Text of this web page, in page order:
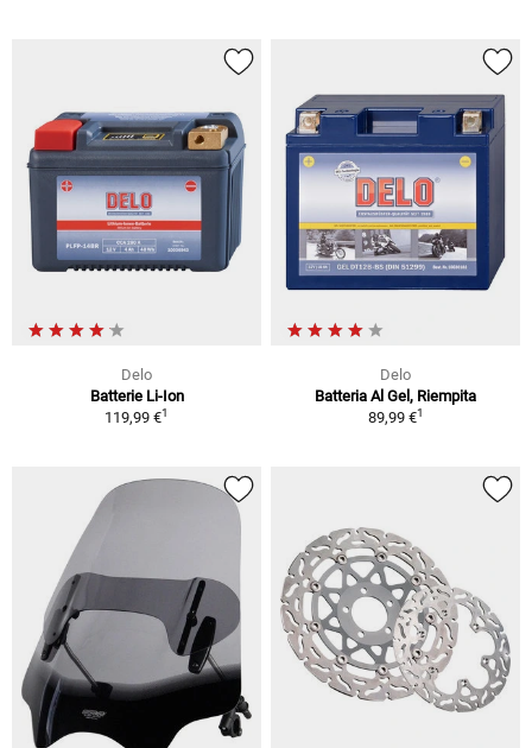
Delo
Batterie Li-Ion
119,99 €1
Delo
Batteria Al Gel, Riempita
89,99 €1